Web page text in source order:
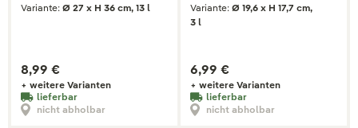
Variante: Ø 27 x H 36 cm, 13 l
8,99 €
+ weitere Varianten
lieferbar
nicht abholbar
Variante: Ø 19,6 x H 17,7 cm,
3 l
6,99 €
+ weitere Varianten
lieferbar
nicht abholbar